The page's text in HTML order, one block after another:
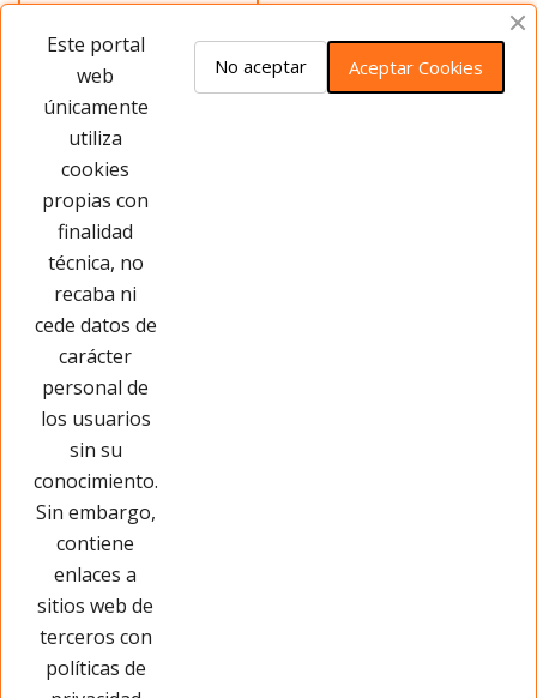
Antes144,00 €
Añadir al carrito
Este portal
web
únicamente
utiliza
cookies
propias con
finalidad
técnica, no
recaba ni
cede datos de
carácter
personal de
los usuarios
sin su
conocimiento.
Sin embargo,
contiene
enlaces a
sitios web de
terceros con
políticas de
Aceptar Cookies
No aceptar